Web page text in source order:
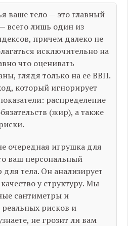
ваше тело — это главный
всего лишь один из
причем далеко не
исключительно на
что оценивать
глядя только на ее ВВП.
который игнорирует
распределение
(жир), а также
очередная игрушка для
ваш персональный
тела. Он анализирует
качествоy структуру. Мы
сантиметры и
рисков и
не грозит ли вам